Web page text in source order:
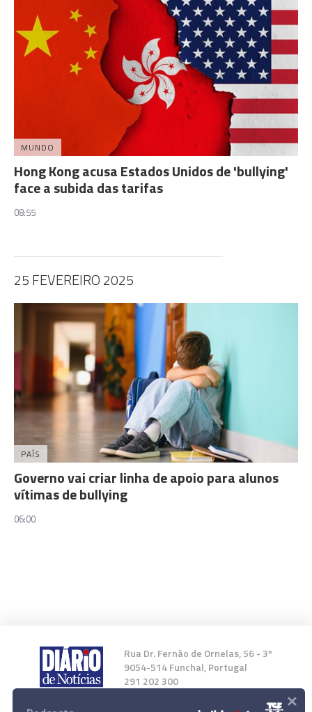
MUNDO
Hong Kong acusa Estados Unidos de 'bullying'
face a subida das tarifas
08:55
25 FEVEREIRO 2025
PAÍS
Governo vai criar linha de apoio para alunos
vítimas de bullying
06:00
Rua Dr. Fernão de Ornelas, 56 - 3º
9054-514 Funchal, Portugal
291 202 300
×